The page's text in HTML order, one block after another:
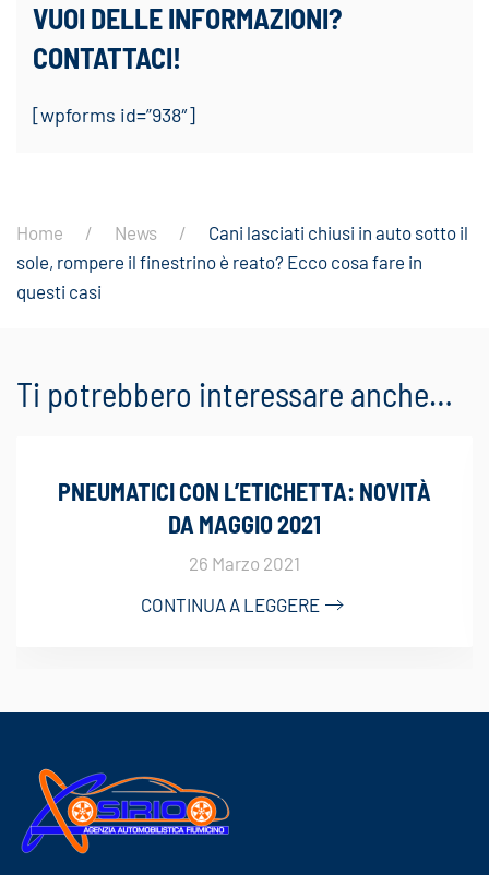
VUOI DELLE INFORMAZIONI?
CONTATTACI!
[wpforms id=”938″]
Home News
Cani lasciati chiusi in auto sotto il
sole, rompere il finestrino è reato? Ecco cosa fare in
questi casi
Ti potrebbero interessare anche…
PNEUMATICI CON L’ETICHETTA: NOVITÀ
DA MAGGIO 2021
26 Marzo 2021
CONTINUA A LEGGERE